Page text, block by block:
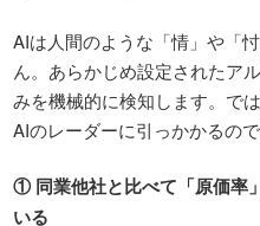
AIは人間のような「情」や「
ん。あらかじめ設定されたア
みを機械的に検知します。で
AIのレーダーに引っかかるの
①同業他社と比べて「原価率
いる